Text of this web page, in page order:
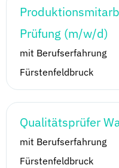
Prüfung (m/w/d)
mit Berufserfahrung
Fürstenfeldbruck
Qualitätsprüfer
mit Berufserfahrung
Fürstenfeldbruck